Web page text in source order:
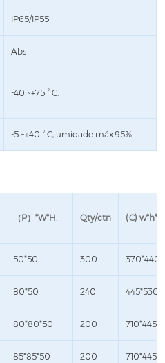
IP65/IP55
Abs
-40 ~+75 ° C.
-5 ~+40 ° C, umidade máx.95%
（P）*W*H. Qty/ctn (C) w*h*d
50*50 300
80*50 240
80*80*50 200
85*85*50 200